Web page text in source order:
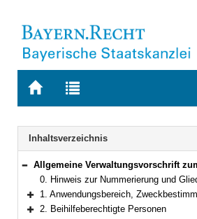
Zur
BAYERN.RECHT
Zur
letzten
Suche
Navigation
Inhaltsverzeichnis
Bereich reduzieren
Allgemeine Verwaltungsvorschrift zum Vollzug der
0. Hinweis zur Nummerierung und
Bereich erweitern
1. Anwendungsbereich,
2. Beihilfeberechtigte Personen